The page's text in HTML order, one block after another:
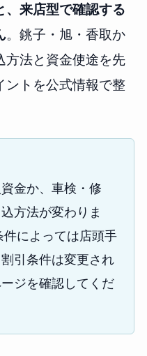
、来店型で確認する
。銚子・旭・香取か
方法と資金使途を先
ントを公式情報で整
金か、車検・修
方法が変わりま
によっては店頭手
引条件は変更され
ジを確認してくだ